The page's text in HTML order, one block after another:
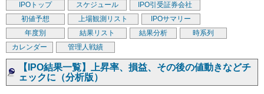
IPOトップ スケジュール
IPO引受証券会社
初値予想
上場観測リスト
IPOサマリー
年度別
結果リスト 結果分析
時系列
カレンダー
管理人戦績
【IPO結果一覧】上昇率、損益、その後の値動きなどチ
ェックに（分析版）